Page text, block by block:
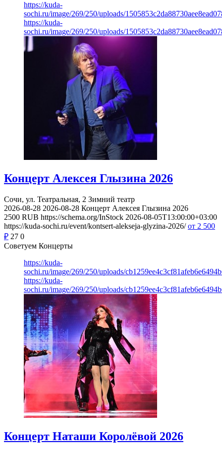
https://kuda-
sochi.ru/image/269/250/uploads/
https://kuda-
sochi.ru/image/269/250/uploads/
Концерт Алексея Глызина 2026
Сочи, ул. Театральная, 2 Зимний театр
2026-08-28 2026-08-28 Концерт Алексея Глызина 2026
2500 RUB https://schema.org/InStock 2026-08-05T13:00:00+03:00
https://kuda-sochi.ru/event/kontsert-alekseja-glyzina-2026/ от 2 500
₽ 27 0
Советуем Концерты
https://kuda-
sochi.ru/image/269/250/uploads/
https://kuda-
sochi.ru/image/269/250/uploads/
Концерт Наташи Королёвой 2026